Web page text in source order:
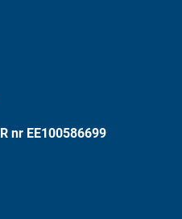
nr EE100586699